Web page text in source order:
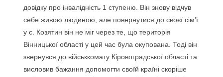
довідку про інвалідність 1 ступеню. Він знову відчув
себе живою людиною, але повернутися до своєї сім’ї
у с. Козятин він не міг через те, що територія
Вінницької області у цей час була окупована. Тоді він
звернувся до військкомату Кіровоградської області та
висловив бажання допомогти своїй країні скоріше